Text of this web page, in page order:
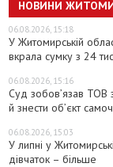
НОВИНИ
06.08.2026, 15:18
У Житомирській
вкрала сумку з 24
06.08.2026, 15:16
Суд зобов’язав ТОВ
й знести об’єкт
06.08.2026, 15:03
У липні у
дівчаток – більше